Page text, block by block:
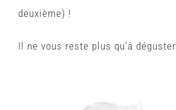
deuxième) !
Il ne vous reste plus qu’à déguster